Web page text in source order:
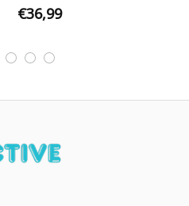
Weißer Ärmel
College Jacke
€36,99